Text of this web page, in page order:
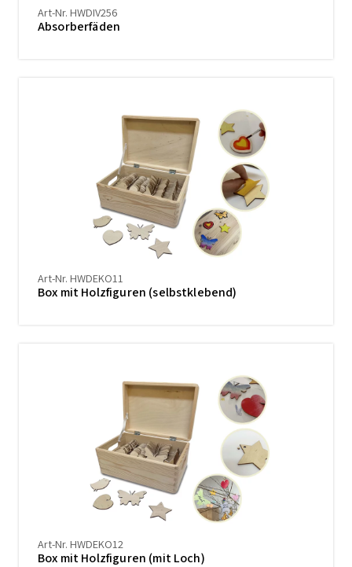
Art-Nr. HWDIV256
Absorberfäden
Art-Nr. HWDEKO11
Box mit Holzfiguren (selbstklebend)
Art-Nr. HWDEKO12
Box mit Holzfiguren (mit Loch)